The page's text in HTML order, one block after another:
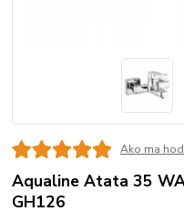
Ako ma
Aqualine Atata 35
GH126